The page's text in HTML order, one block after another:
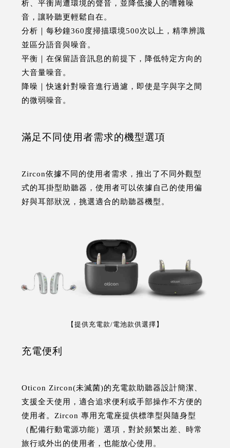
析、平衡周遭環境的聲音，並降低擾人的嘈雜噪
音，讓聆聽更輕鬆自在。
分析｜每秒鐘360度掃描環境500次以上，精準辨識
並區分語音與噪音。
平衡｜在保留語音訊息的前提下，降低特定方向的
大音量噪音。
降噪｜快速針對噪音進行過濾，即使是字與字之間
的微弱噪音。
滿足不同使用者需求的機型選項
Zircon依據不同的使用者需求，推出了不同外觀型
式的耳掛型助聽器，使用者可以依據自己的使用偏
好與耳部狀況，挑選適合的助聽器機型。
【提供充電款/電池款供選擇】
充電便利
Oticon Zircon(未滅菌)的充電款助聽器設計簡潔、
支援全天使用，適合追求便利或手部操作不方便的
使用者。Zircon 專用充電座提供標準型與隨身型
（配備行動電源功能）選項，對於頻繁出差、時常
旅行或外出的使用者，也能放心使用。